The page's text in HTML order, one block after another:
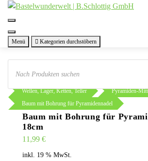
Zum
Menü Kategorien durchstöbern
Products
search
Sie sind hier: Shop
Wellen, Lager, Ketten, Teller
Pyramiden-
Baum mit Bohrung für Pyramidennadel
Baum mit Bohrung für
18cm
11,99 €
inkl. 19 % MwSt.